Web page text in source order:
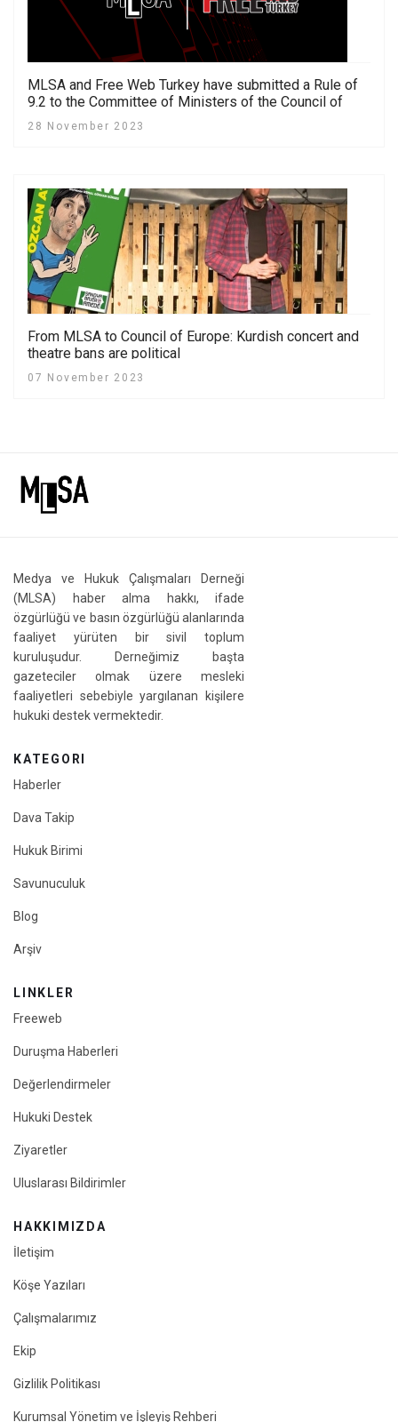
MLSA and Free Web Turkey have submitted a Rule of
9.2 to the Committee of Ministers of the Council of
Europe against internet censorship in Turkey
28 November 2023
From MLSA to Council of Europe: Kurdish concert and
theatre bans are political
07 November 2023
Medya ve Hukuk Çalışmaları Derneği
(MLSA) haber alma hakkı, ifade
özgürlüğü ve basın özgürlüğü alanlarında
faaliyet yürüten bir sivil toplum
kuruluşudur. Derneğimiz başta
gazeteciler olmak üzere mesleki
faaliyetleri sebebiyle yargılanan kişilere
hukuki destek vermektedir.
KATEGORI
Haberler
Dava Takip
Hukuk Birimi
Savunuculuk
Blog
Arşiv
LINKLER
Freeweb
Duruşma Haberleri
Değerlendirmeler
Hukuki Destek
Ziyaretler
Uluslarası Bildirimler
HAKKIMIZDA
İletişim
Köşe Yazıları
Çalışmalarımız
Ekip
Gizlilik Politikası
Kurumsal Yönetim ve İşleyiş Rehberi